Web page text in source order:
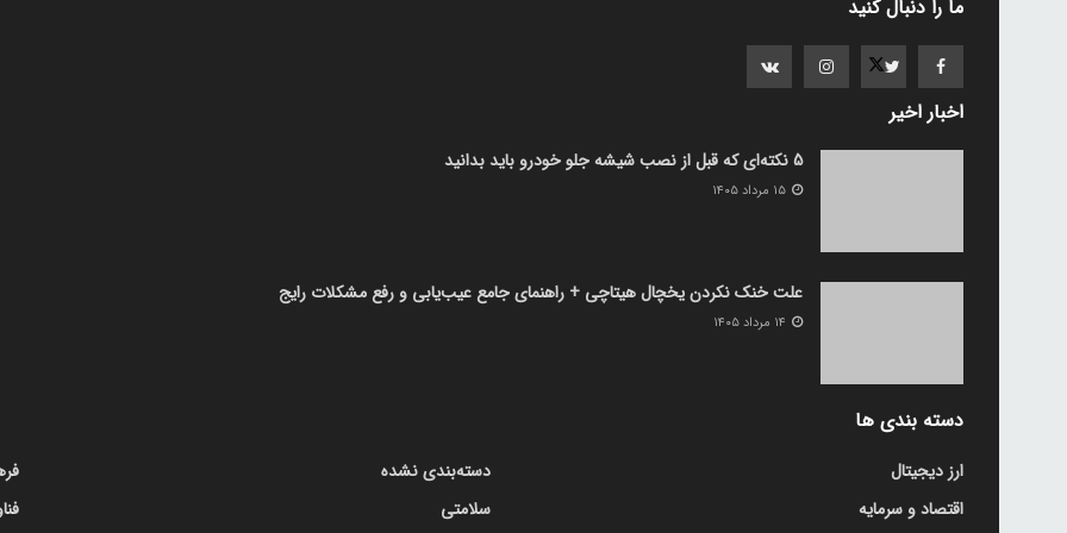
ما را دنبال کنید
اخبار اخیر
5 نکته‌ای که قبل از نصب شیشه جلو خودرو باید بدانید
علت خنک نکردن یخچال هیتاچی + راهنمای جامع عیب‌یابی و رفع مشکلات رایج
دسته بندی ها
ارز دیجیتال
اقتصاد و سرمایه
دسته‌بندی نشده
سلامتی